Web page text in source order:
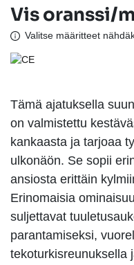
Vis oranssi/
Valitse määritteet
Tämä ajatuksella
on valmistettu
kankaasta ja tarjoaa
ulkonäön. Se sopii
ansiosta erittäin
Erinomaisia
suljettavat
parantamiseksi,
tekoturkisreunuksella